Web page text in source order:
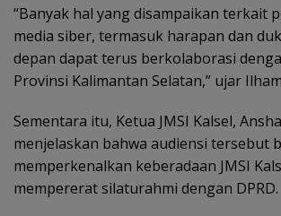
“Banyak hal yang disampaikan terkait
media siber, termasuk harapan dan
depan dapat terus berkolaborasi
Provinsi Kalimantan Selatan,” ujar
Sementara itu, Ketua JMSI Kalsel,
menjelaskan bahwa audiensi tersebut
memperkenalkan keberadaan JMSI
mempererat silaturahmi dengan DPRD.